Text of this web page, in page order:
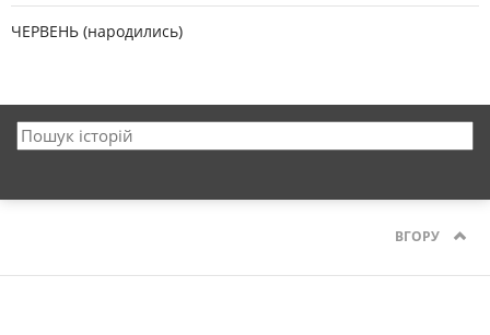
ЧЕРВЕНЬ (народились)
ВГОРУ